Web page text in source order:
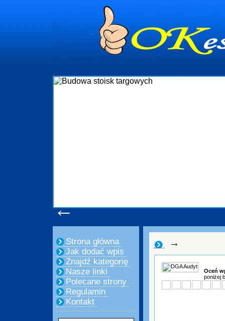
←
Strona główna
Jak dodać wpis
Znajdź kategorię
Nasze linki
Polecane strony
Regulamin
Kontakt
→
Oceń
poniżej